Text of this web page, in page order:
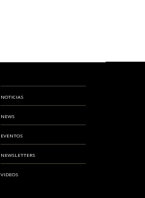
NOTICIAS
NEWS
EVENTOS
NEWSLETTERS
VIDEOS